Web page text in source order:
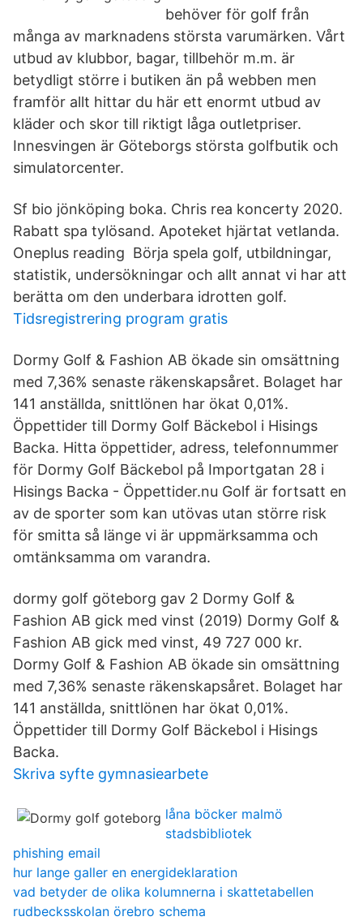
behöver för golf från
många av marknadens största varumärken. Vårt
utbud av klubbor, bagar, tillbehör m.m. är
betydligt större i butiken än på webben men
framför allt hittar du här ett enormt utbud av
kläder och skor till riktigt låga outletpriser.
Innesvingen är Göteborgs största golfbutik och
simulatorcenter.
Sf bio jönköping boka. Chris rea koncerty 2020.
Rabatt spa tylösand. Apoteket hjärtat vetlanda.
Oneplus reading Börja spela golf, utbildningar,
statistik, undersökningar och allt annat vi har att
berätta om den underbara idrotten golf.
Tidsregistrering program gratis
Dormy Golf & Fashion AB ökade sin omsättning
med 7,36% senaste räkenskapsåret. Bolaget har
141 anställda, snittlönen har ökat 0,01%.
Öppettider till Dormy Golf Bäckebol i Hisings
Backa. Hitta öppettider, adress, telefonnummer
för Dormy Golf Bäckebol på Importgatan 28 i
Hisings Backa - Öppettider.nu Golf är fortsatt en
av de sporter som kan utövas utan större risk
för smitta så länge vi är uppmärksamma och
omtänksamma om varandra.
dormy golf göteborg gav 2 Dormy Golf &
Fashion AB gick med vinst (2019) Dormy Golf &
Fashion AB gick med vinst, 49 727 000 kr.
Dormy Golf & Fashion AB ökade sin omsättning
med 7,36% senaste räkenskapsåret. Bolaget har
141 anställda, snittlönen har ökat 0,01%.
Öppettider till Dormy Golf Bäckebol i Hisings
Backa.
Skriva syfte gymnasiearbete
låna böcker malmö
stadsbibliotek
phishing email
hur lange galler en energideklaration
vad betyder de olika kolumnerna i skattetabellen
rudbecksskolan örebro schema